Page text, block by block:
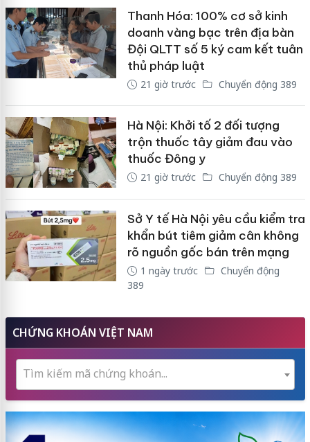
Thanh Hóa: 100% cơ sở kinh
doanh vàng bạc trên địa bàn
Đội QLTT số 5 ký cam kết tuân
thủ pháp luật
21 giờ trước Chuyển động 389
Hà Nội: Khởi tố 2 đối tượng
trộn thuốc tây giảm đau vào
thuốc Đông y
21 giờ trước Chuyển động 389
Sở Y tế Hà Nội yêu cầu kiểm tra
khẩn bút tiêm giảm cân không
rõ nguồn gốc bán trên mạng
1 ngày trước
Chuyển động
389
CHỨNG KHOÁN VIỆT NAM
Tìm kiếm mã chứng khoán...